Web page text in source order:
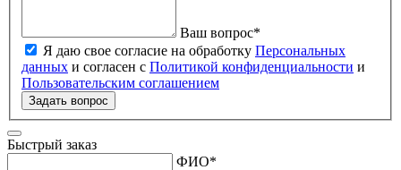
Ваш вопрос*
Я даю свое согласие на обработку Персональных
данных и согласен с Политикой конфиденциальности и
Пользовательским соглашением
Задать вопрос
Быстрый заказ
ФИО*